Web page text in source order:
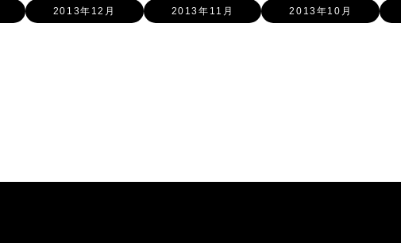
2013年12月 2013年11月 2013年10月